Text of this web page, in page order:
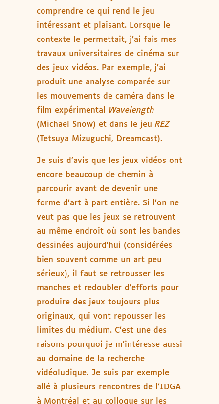
comprendre ce qui rend le jeu
intéressant et plaisant. Lorsque le
contexte le permettait, j’ai fais mes
travaux universitaires de cinéma sur
des jeux vidéos. Par exemple, j’ai
produit une analyse comparée sur
les mouvements de caméra dans le
film expérimental Wavelength
(Michael Snow) et dans le jeu REZ
(Tetsuya Mizuguchi, Dreamcast).
Je suis d’avis que les jeux vidéos ont
encore beaucoup de chemin à
parcourir avant de devenir une
forme d’art à part entière. Si l’on ne
veut pas que les jeux se retrouvent
au même endroit où sont les bandes
dessinées aujourd’hui (considérées
bien souvent comme un art peu
sérieux), il faut se retrousser les
manches et redoubler d’efforts pour
produire des jeux toujours plus
originaux, qui vont repousser les
limites du médium. C’est une des
raisons pourquoi je m’intéresse aussi
au domaine de la recherche
vidéoludique. Je suis par exemple
allé à plusieurs rencontres de l’IDGA
à Montréal et au colloque sur les